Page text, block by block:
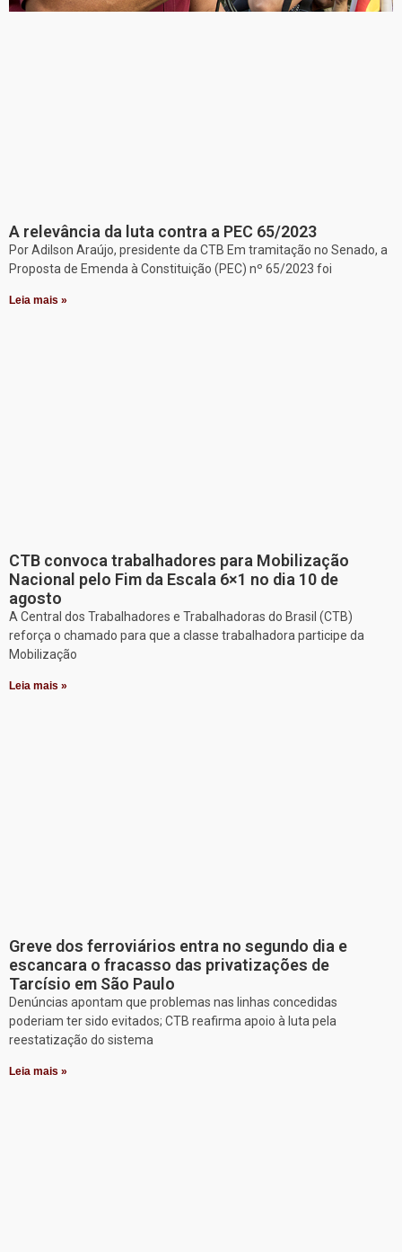
A relevância da luta contra a PEC 65/2023
Por Adilson Araújo, presidente da CTB Em tramitação no Senado, a
Proposta de Emenda à Constituição (PEC) nº 65/2023 foi
Leia mais »
CTB convoca trabalhadores para Mobilização
Nacional pelo Fim da Escala 6×1 no dia 10 de
agosto
A Central dos Trabalhadores e Trabalhadoras do Brasil (CTB)
reforça o chamado para que a classe trabalhadora participe da
Mobilização
Leia mais »
Greve dos ferroviários entra no segundo dia e
escancara o fracasso das privatizações de
Tarcísio em São Paulo
Denúncias apontam que problemas nas linhas concedidas
poderiam ter sido evitados; CTB reafirma apoio à luta pela
reestatização do sistema
Leia mais »